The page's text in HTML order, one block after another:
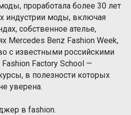
проработала более 30 лет
индустрии моды, включая
собственное ателье,
Mercedes Benz Fashion Week,
с известными российскими
Factory School —
в полезности которых
уверена.
в fashion.